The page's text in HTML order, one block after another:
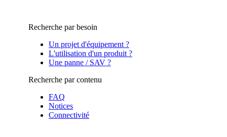
Recherche par besoin
Un projet d'équipement ?
L'utilisation d'un produit ?
Une panne / SAV ?
Recherche par contenu
FAQ
Notices
Connectivité